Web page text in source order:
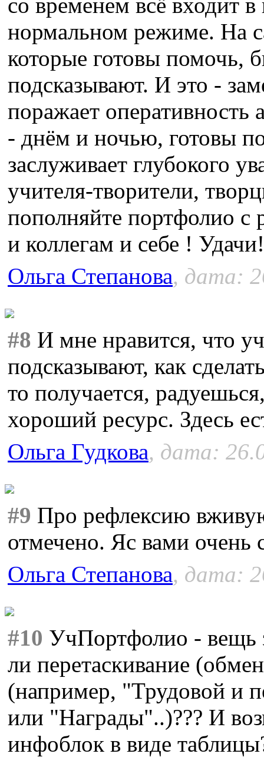
нормальном режиме. На
которые готовы помочь,
подсказывают. И это -
поражает
- днём и ночью, готовы
заслуживает глубокого
учителя-творители,
пополняйте портфолио с
и коллегам и себе ! Удачи!
Ольга Степанова, дата:
#8 И мне нравится, что
подсказывают, как
то получается,
хороший ресурс. Здесь
Ольга Гудкова, дата:
#9 Про рефлексию
отмечено. Яс вами очень
Ольга Степанова, дата:
#10 УчПортфолио - вещь
ли перетаскивание
(например, "Трудовой и
или "Награды"..)??? И
инфоблок в виде